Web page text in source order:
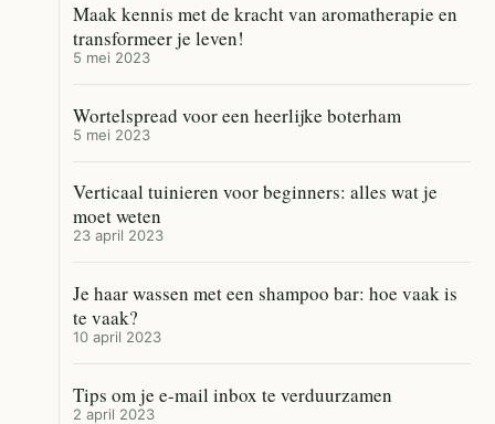
Maak kennis met de kracht van aromatherapie en
transformeer je leven!
5 mei 2023
Wortelspread voor een heerlijke boterham
5 mei 2023
Verticaal tuinieren voor beginners: alles wat je
moet weten
23 april 2023
Je haar wassen met een shampoo bar: hoe vaak is
te vaak?
10 april 2023
Tips om je e-mail inbox te verduurzamen
2 april 2023